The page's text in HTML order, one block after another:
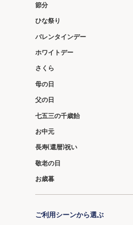
節分
ひな祭り
バレンタインデー
ホワイトデー
さくら
母の日
父の日
七五三の千歳飴
お中元
長寿(還暦)祝い
敬老の日
お歳暮
ご利用シーンから選ぶ